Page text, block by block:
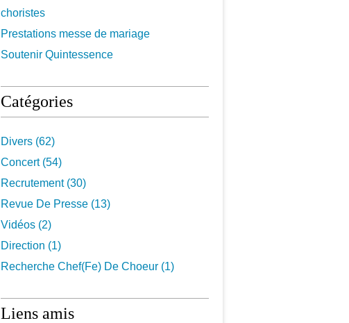
choristes
Prestations messe de mariage
Soutenir Quintessence
Catégories
Divers (62)
Concert(54)
Recrutement(30)
Revue De Presse (13)
Vidéos (2)
Direction (1)
Recherche Chef(fe) De Choeur (1)
Liens amis